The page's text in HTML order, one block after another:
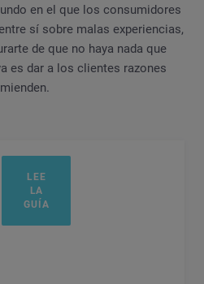
en el que los consumidores
sí sobre malas experiencias,
de que no haya nada que
es dar a los clientes razones
LEE
LA
GUÍA